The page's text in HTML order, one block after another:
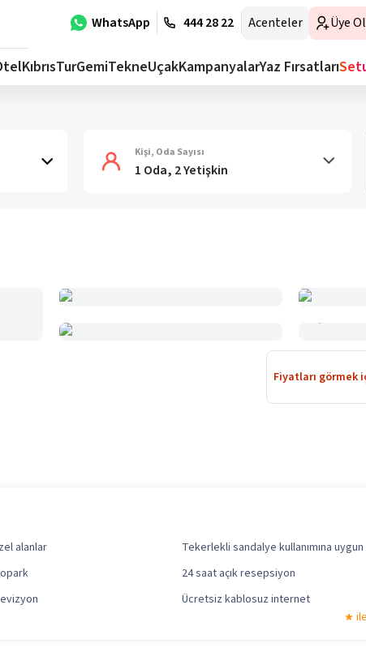
WhatsApp 444 28 22 Acenteler Üye Ol
KıbrısTurGemiTekneUçakKampanyalarYaz Fırsatları
Kişi, Oda Sayısı
1 Oda, 2 Yetişkin
Fiyatları görmek
alanlar
Tekerlekli sandalye kullanımına
24 saat açık resepsiyon
Ücretsiz kablosuz internet